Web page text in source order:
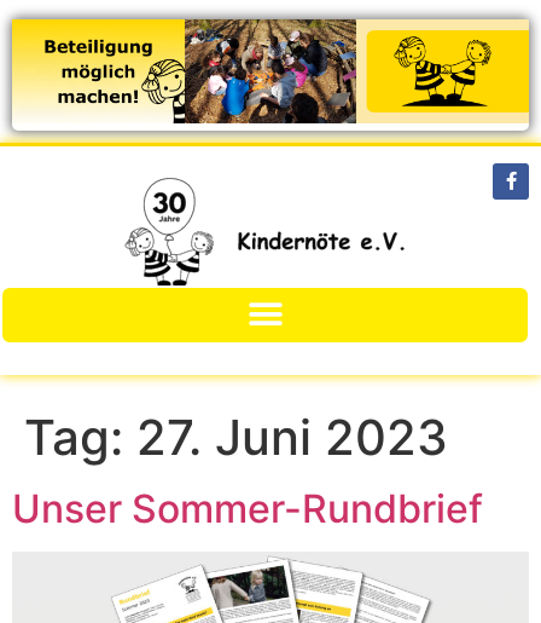
Tag: 27. Juni 2023
Unser Sommer-Rundbrief